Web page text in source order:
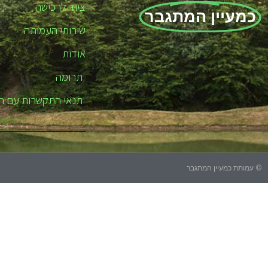
כמעיין המתגבר
ציוד לרכישה
שירותי העמותה
אודות
תרומה
תנאי התקשרות עם
© עמותת כמעיין המתגבר